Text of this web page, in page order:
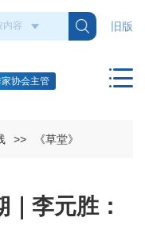
旧版
协会主管
>> 《草堂》
｜李元胜：